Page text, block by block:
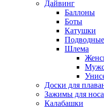
Дайвинг
Баллоны
Боты
Катушки
Шлема
Доски для
Зажимы для
Калабашки